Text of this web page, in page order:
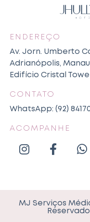
ENDEREÇO
Av. Jorn. Umberto
Adrianópolis,
Edifício Cristal
CONTATO
WhatsApp: (92)
ACOMPANHE
MJ Serviços